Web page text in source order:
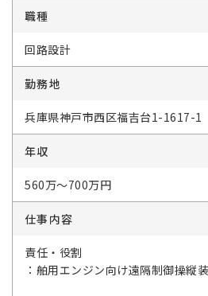
職種
回路設計
勤務地
兵庫県神戸市西区福吉台1-1617-1
年収
560万～700万円
仕事内容
責任・役割
：舶用エンジン向け遠隔制御操縦